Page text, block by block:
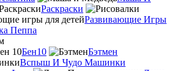
Раскраски
Развивающие Игры
Пеппа
Бен10
Бэтмен
Вспыш И Чудо Машинки